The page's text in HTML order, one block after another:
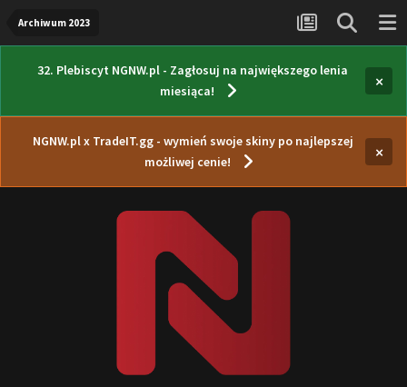
Archiwum 2023
32. Plebiscyt NGNW.pl - Zagłosuj na największego lenia
miesiąca!
×
NGNW.pl x TradeIT.gg - wymień swoje skiny po najlepszej
możliwej cenie!
×